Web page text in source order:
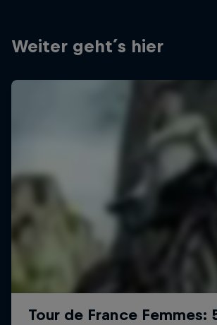
Weiter geht´s hier